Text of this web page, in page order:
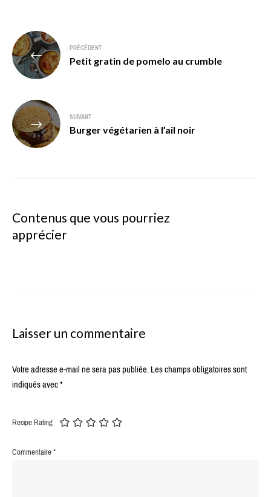
Navigation
de
l’article
PRÉCÉDENT
Petit gratin de pomelo au crumble
SUIVANT
Burger végétarien à l’ail noir
Contenus que vous pourriez
apprécier
Laisser un commentaire
Votre adresse e-mail ne sera pas publiée.Les champs obligatoires sont
indiqués avec*
Recipe Rating
Commentaire*